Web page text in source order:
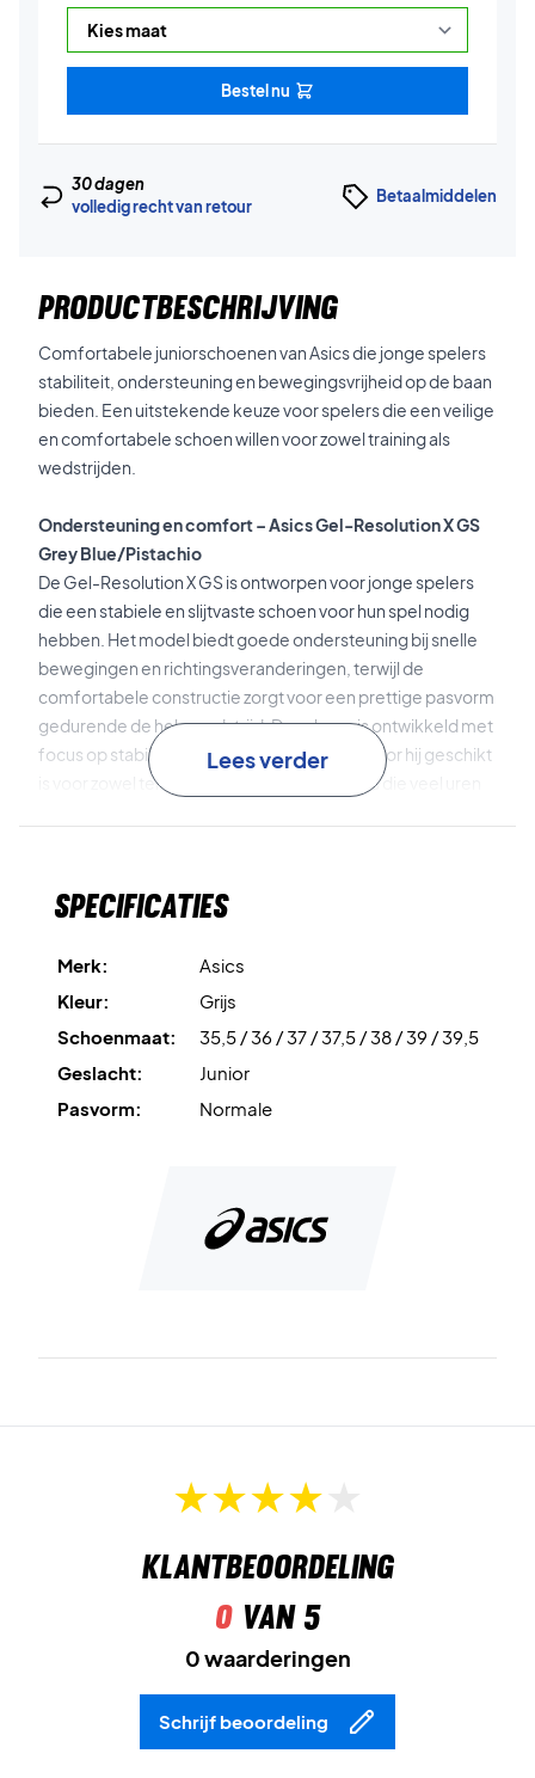
Bestel nu
30 dagen
volledig recht van retour
Betaalmiddelen
PRODUCTBESCHRIJVING
Comfortabele juniorschoenen van Asics die jonge spelers
stabiliteit, ondersteuning en bewegingsvrijheid op de baan
bieden. Een uitstekende keuze voor spelers die een veilige
en comfortabele schoen willen voor zowel training als
wedstrijden.
Ondersteuning en comfort – Asics Gel-Resolution X GS
Grey Blue/Pistachio
De Gel-Resolution X GS is ontworpen voor jonge spelers
die een stabiele en slijtvaste schoen voor hun spel nodig
hebben. Het model biedt goede ondersteuning bij snelle
bewegingen en richtingsveranderingen, terwijl de
comfortabele constructie zorgt voor een prettige pasvorm
gedurende de hele wedstrijd. De schoen is ontwikkeld met
focus op stabiliteit en duurzaamheid, waardoor hij geschikt
is voor zowel tennis als padel en voor spelers die veel uren
schokdemping en helpt de belasting bij landingen en snelle
voet en helpt jonge spelers zich veilig en gecontroleerd
over de baan te bewegen.
Flexgroeven
in de buitenzool verbeteren de flexibiliteit en
geschikt is voor alle soorten tennis- en padelbanen.
Lees verder
Specificaties
Merk:
Asics
Kleur:
Grijs
Schoenmaat:
35,5 / 36 / 37 / 37,5 / 38 / 39 / 39,5
Geslacht:
Junior
Pasvorm:
Normale
Klantbeoordeling
0van 5
0 waarderingen
Schrijf beoordeling